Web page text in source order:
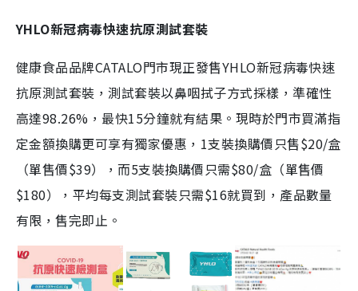
YHLO新冠病毒快速抗原測試套裝
健康食品品牌CATALO門市現正發售YHLO新冠病毒快速
抗原測試套裝，測試套裝以鼻咽拭子方式採樣，準確性
高達98.26%，最快15分鐘就有結果。現時於門市買滿指
定金額換購更可享有獨家優惠，1支裝換購價只售$20/盒
（單售價$39），而5支裝換購價只需$80/盒（單售價
$180），平均每支測試套裝只需$16就買到，產品數量
有限，售完即止。